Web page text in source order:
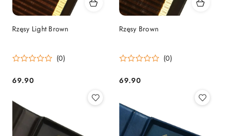
Rzęsy Light Brown
(0)
Cena:
69.90
Rzęsy Brown
(0)
Cena:
69.90